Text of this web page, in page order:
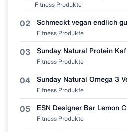
Fitness Produkte
02
Fitness Produkte
03
Fitness Produkte
04
Fitness Produkte
05
Fitness Produkte